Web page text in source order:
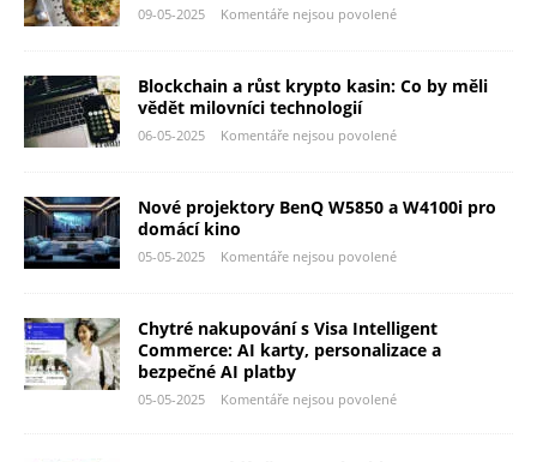
09-05-2025 Komentáře nejsou povolené
Blockchain a růst krypto kasin: Co by měli
vědět milovníci technologií
06-05-2025 Komentáře nejsou povolené
Nové projektory BenQ W5850 a W4100i pro
domácí kino
05-05-2025 Komentáře nejsou povolené
Chytré nakupování s Visa Intelligent
Commerce: AI karty, personalizace a
bezpečné AI platby
05-05-2025 Komentáře nejsou povolené